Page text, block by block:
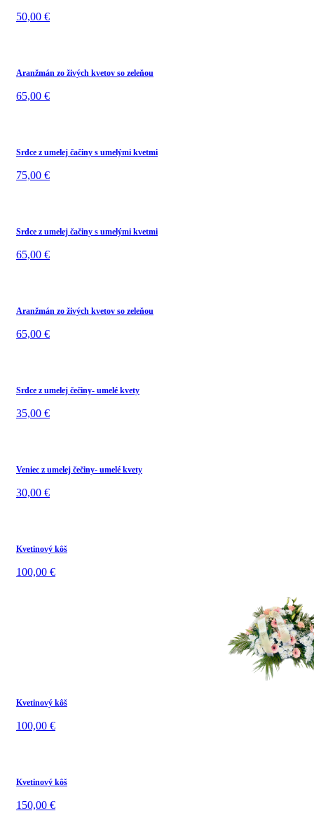
50,00 €
Aranžmán zo živých kvetov so zeleňou
65,00 €
Srdce z umelej čačiny s umelými kvetmi
75,00 €
Srdce z umelej čačiny s umelými kvetmi
65,00 €
Aranžmán zo živých kvetov so zeleňou
65,00 €
Srdce z umelej čečiny- umelé kvety
35,00 €
Veniec z umelej čečiny- umelé kvety
30,00 €
Kvetinový kôš
100,00 €
Kvetinový kôš
100,00 €
Kvetinový kôš
150,00 €